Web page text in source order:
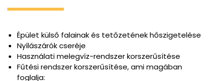
Épület külső falainak és tetőzetének hőszigetelése
Nyílászárók cseréje
Használati melegvíz-rendszer korszerűsítése
Fűtési rendszer korszerűsítése, ami magában
foglalja: